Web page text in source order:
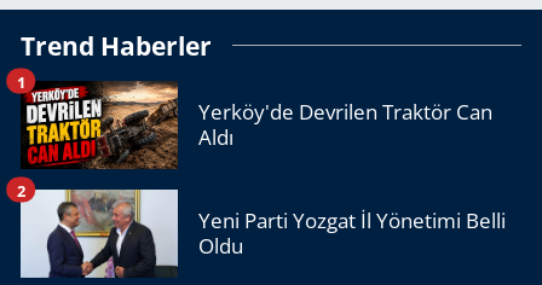
Trend Haberler
Yerköy'de Devrilen Traktör Can
Aldı
1
Yeni Parti Yozgat İl Yönetimi Belli
Oldu
2